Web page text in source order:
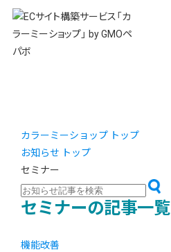
カラーミーショップ トップ
お知らせ トップ
セミナー
セミナーの記事一覧
機能改善